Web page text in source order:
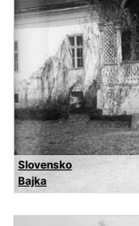
Slovensko
Bajka